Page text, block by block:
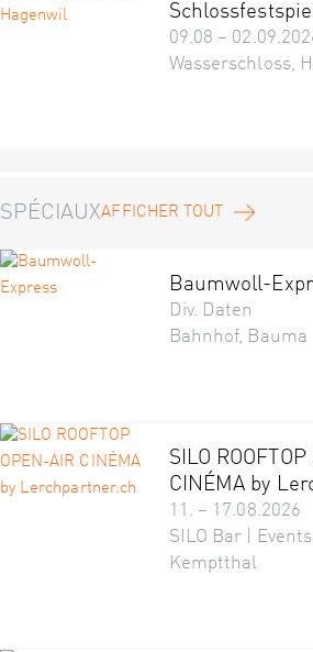
09.08 –
Wasserschloss,
SPÉCIAUXAFFICHER TOUT
Baumwoll-
Div. Daten
Bahnhof, Bauma
SILO
CINÉMA by
11. – 17.08.2026
SILO Bar |
Kemptthal